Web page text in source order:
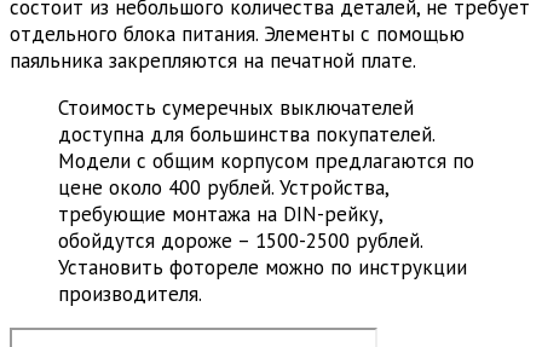
состоит из небольшого количества деталей, не требует
отдельного блока питания. Элементы с помощью
паяльника закрепляются на печатной плате.
Стоимость сумеречных выключателей
доступна для большинства покупателей.
Модели с общим корпусом предлагаются по
цене около 400 рублей. Устройства,
требующие монтажа на DIN-рейку,
обойдутся дороже – 1500-2500 рублей.
Установить фотореле можно по инструкции
производителя.